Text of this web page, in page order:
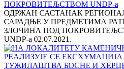
ОДРЖАН САСТАНАК
САРАДЊЕ У ПРЕДМЕТИМА
ЗЛОЧИНА ПОД
UNDP-а 02.07.2021.